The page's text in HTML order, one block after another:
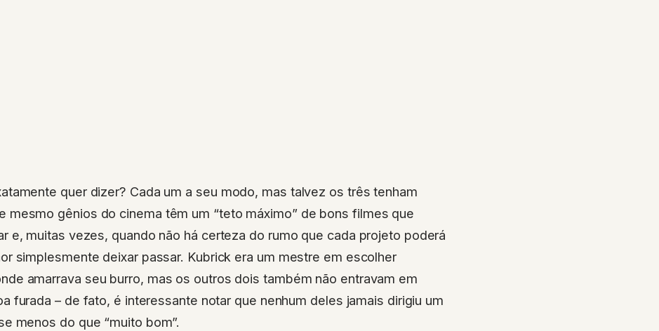
quer dizer? Cada um a seu modo, mas talvez os três tenham
mesmo gênios do cinema têm um “teto máximo” de bons filmes que
e, muitas vezes, quando não há certeza do rumo que cada projeto poderá
simplesmente deixar passar. Kubrick era um mestre em escolher
amarrava seu burro, mas os outros dois também não entravam em
furada – de fato, é interessante notar que nenhum deles jamais dirigiu um
menos do que “muito bom”.